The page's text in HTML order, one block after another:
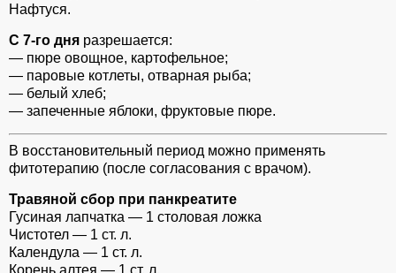
Нафтуся.
С 7-го дня разрешается:
— пюре овощное, картофельное;
— паровые котлеты, отварная рыба;
— белый хлеб;
— запеченные яблоки, фруктовые пюре.
В восстановительный период можно применять
фитотерапию (после согласования с врачом).
Травяной сбор при панкреатите
Гусиная лапчатка — 1 столовая ложка
Чистотел — 1 ст. л.
Календула — 1 ст. л.
Корень алтея — 1 ст. л.